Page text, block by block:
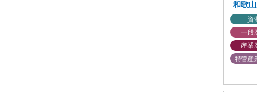
和歌
資
一般
産業
特管産